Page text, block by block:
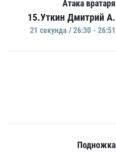
Атака вратаря
15.Уткин Дмитрий А.
21 секундa / 26:30 - 26:51
Подножка